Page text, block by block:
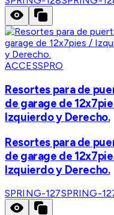
ACCESSPRO
Resortes para de
de garage de
Izquierdo y Derecho.
Resortes para de
de garage de
Izquierdo y Derecho.
SPRING-127SPRING-